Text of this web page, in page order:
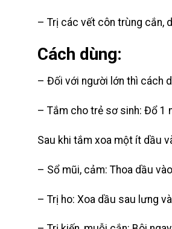
– Trị các vết côn trùng cắn,
Cách dùng:
– Đối với người lớn thì cách
– Tắm cho trẻ sơ sinh: Đổ 1
Sau khi tắm xoa một ít dầu
– Sổ mũi, cảm: Thoa dầu
– Trị ho: Xoa dầu sau lưng